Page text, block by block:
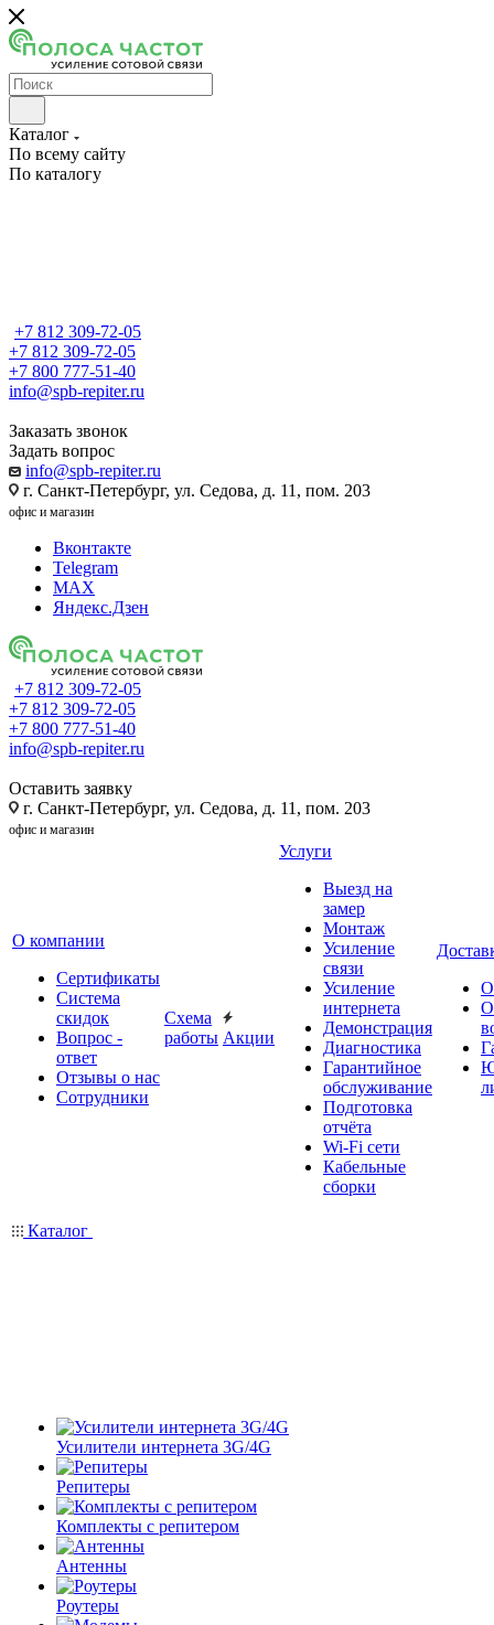
Каталог
По всему сайту
По каталогу
+7 812 309-72-05
+7 812 309-72-05
+7 800 777-51-40
info@spb-repiter.ru
Заказать звонок
Задать вопрос
info@spb-repiter.ru
г. Санкт-Петербург, ул. Седова, д. 11, пом. 203
офис и магазин
Вконтакте
Telegram
MAX
Яндекс.Дзен
+7 812 309-72-05
+7 812 309-72-05
+7 800 777-51-40
info@spb-repiter.ru
Оставить заявку
г. Санкт-Петербург, ул. Седова, д. 11, пом. 203
офис и магазин
О компании
Сертификаты
Система
скидок
Вопрос -
ответ
Отзывы о нас
Сотрудники
Схема
работы Акции
Услуги
Выезд на
замер
Монтаж
Усиление
связи
Усиление
интернета
Демонстрация
Диагностика
Гарантийное
обслуживание
Подготовка
отчёта
Wi-Fi сети
Кабельные
сборки
Каталог
Усилители интернета 3G/4G
Репитеры
Комплекты с репитером
Антенны
Роутеры